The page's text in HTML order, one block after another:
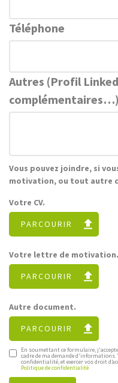
Téléphone
Autres (Profil
complémentaires…)
Vous pouvez joindre, si
motivation, ou tout autre
Votre CV.
PARCOURIR
Votre lettre de motivation.
PARCOURIR
Autre document.
PARCOURIR
En soumettant ce formulaire,
cadre de ma demande
confidentialité, et exercer vos droit
Politique de confidentialité